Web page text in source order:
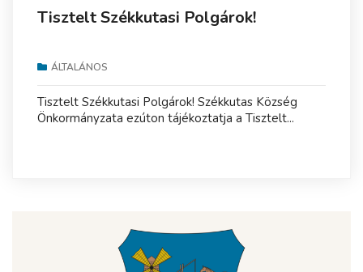
Tisztelt Székkutasi Polgárok!
ÁLTALÁNOS
Tisztelt Székkutasi Polgárok! Székkutas Község
Önkormányzata ezúton tájékoztatja a Tisztelt...